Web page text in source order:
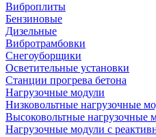
Виброплиты
Бензиновые
Дизельные
Вибротрамбовки
Снегоуборщики
Осветительные установки
Станции прогрева бетона
Нагрузочные модули
Низковольтные нагрузочные
Высоковольтные нагрузочные
Нагрузочные модули с